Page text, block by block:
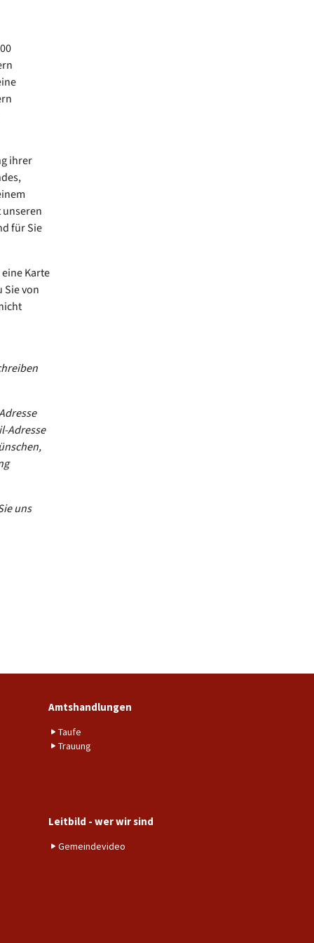
ihrer
für Sie
Karte
Sie von
Adresse
uns
Amtshandlungen
Taufe
Trauung
Leitbild - wer wir sind
Gemeindevideo